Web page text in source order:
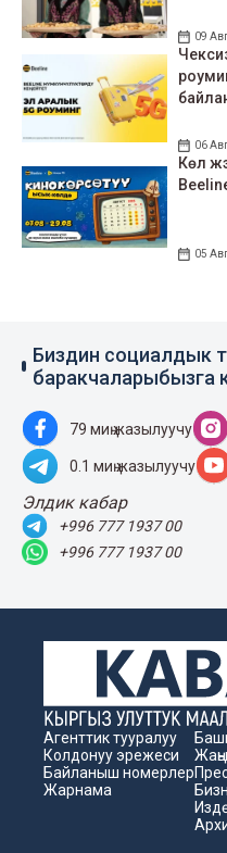
09
06
Көл
05
Биздин социалдык
баракчаларыбызга
79 миң жазылуучу
0.1 миң жазылуучу
Элдик кабар
+996 777 1937 00
+996 777 1937 00
Агенттик тууралуу
Колдонуу эрежеси
Байланыш номерлер
Жарнама